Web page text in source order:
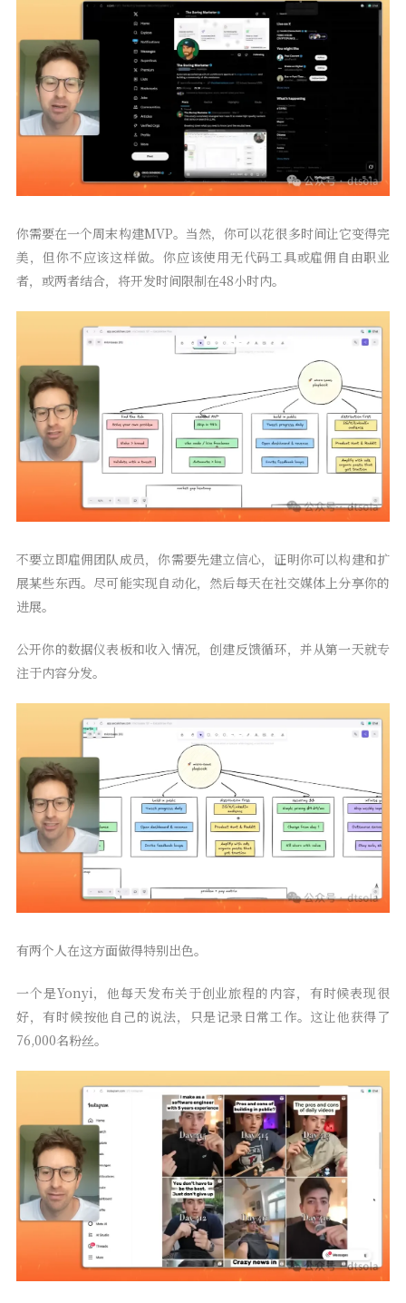
你需要在一个周末构建MVP。当然，你可以花很多时间让它变得完
美，但你不应该这样做。你应该使用无代码工具或雇佣自由职业
者，或两者结合，将开发时间限制在48小时内。
不要立即雇佣团队成员，你需要先建立信心，证明你可以构建和扩
展某些东西。尽可能实现自动化，然后每天在社交媒体上分享你的
进展。
公开你的数据仪表板和收入情况，创建反馈循环，并从第一天就专
注于内容分发。
有两个人在这方面做得特别出色。
一个是Yonyi，他每天发布关于创业旅程的内容，有时候表现很
好，有时候按他自己的说法，只是记录日常工作。这让他获得了
76,000名粉丝。